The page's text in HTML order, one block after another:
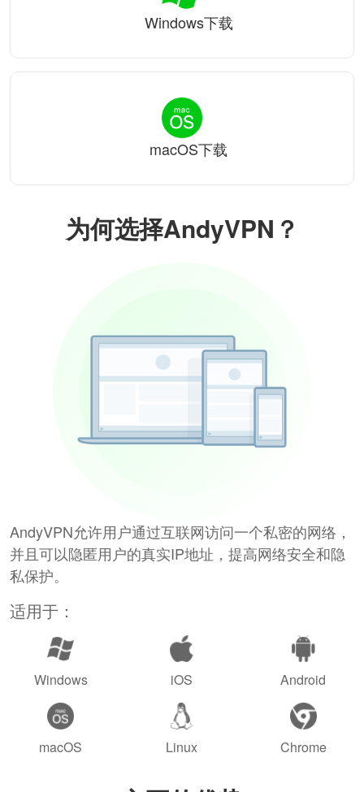
为何选择AndyVPN？
AndyVPN允许用户通过互联网访问一个私密的网络，
并且可以隐匿用户的真实IP地址，提高网络安全和隐
私保护。
适用于：
Windows iOS Android
macOS Linux Chrome
Windows下载
macOS下载